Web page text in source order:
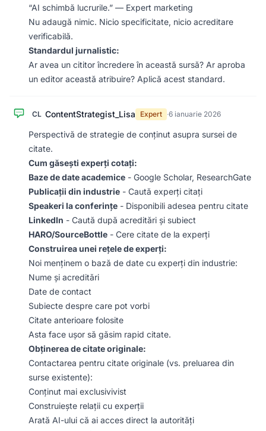
“AI schimbă lucrurile.” — Expert marketing
Nu adaugă nimic. Nicio specificitate, nicio acreditare
verificabilă.
Standardul jurnalistic:
Ar avea un cititor încredere în această sursă? Ar aproba
un editor această atribuire? Aplică acest standard.
CL ContentStrategist_Lisa Expert ·6 ianuarie 2026
Perspectivă de strategie de conținut asupra sursei de
citate.
Cum găsești experți cotați:
Baze de date academice - Google Scholar, ResearchGate
Publicații din industrie - Caută experți citați
Speakeri la conferințe - Disponibili adesea pentru citate
LinkedIn - Caută după acreditări și subiect
HARO/SourceBottle - Cere citate de la experți
Construirea unei rețele de experți:
Noi menținem o bază de date cu experți din industrie:
Nume și acreditări
Date de contact
Subiecte despre care pot vorbi
Citate anterioare folosite
Asta face ușor să găsim rapid citate.
Obținerea de citate originale:
Contactarea pentru citate originale (vs. preluarea din
surse existente):
Conținut mai exclusivivist
Construiește relații cu experții
Arată AI-ului că ai acces direct la autorități